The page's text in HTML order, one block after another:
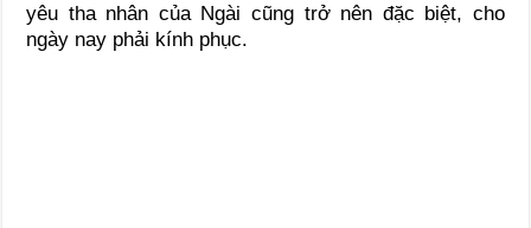
yêu tha nhân của Ngài cũng trở nên đặc biệt, cho
ngày nay phải kính phục.